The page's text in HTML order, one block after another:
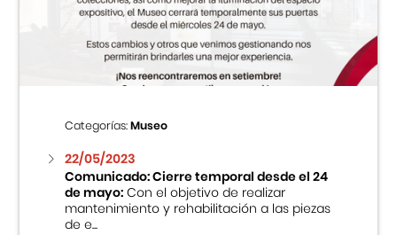
Centro Cultural Peruano Japonés
Museo de la Inmigración Japonesa
Fondo Editorial
Teatro Peruano Japonés
Categorías:Museo
22/05/2023
Comunicado: Cierre temporal desde el 24
de mayo:Con el objetivo de realizar
mantenimiento y rehabilitación a las piezas
de e...